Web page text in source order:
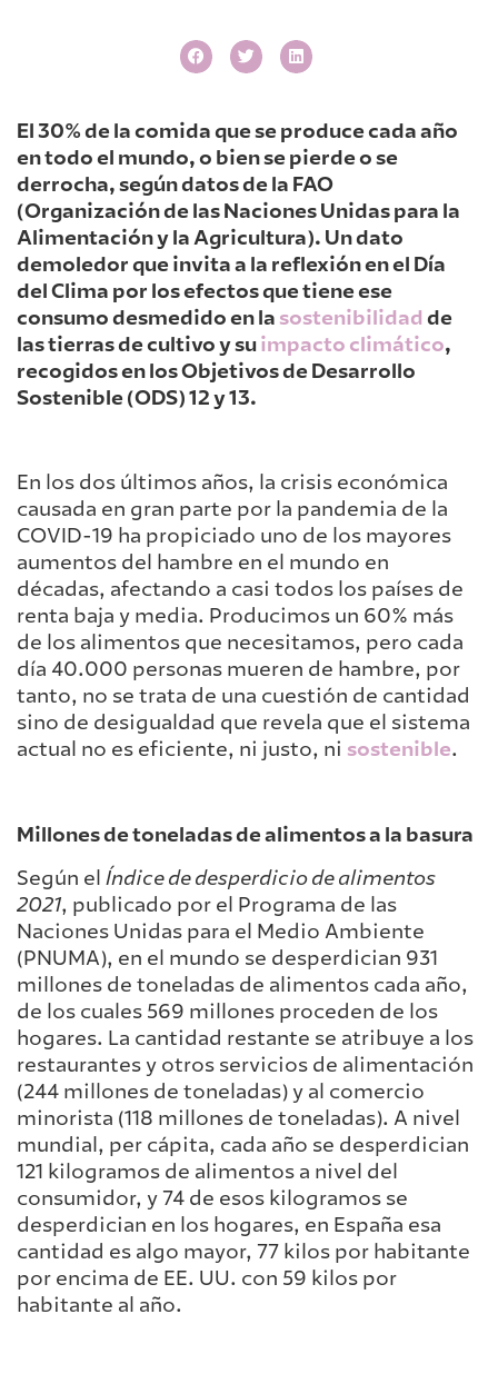
El 30% de la comida que se produce cada año
en todo el mundo, o bien se pierde o se
derrocha, según datos de la FAO
(Organización de las Naciones Unidas para la
Alimentación y la Agricultura). Un dato
demoledor que invita a la reflexión en el Día
del Clima por los efectos que tiene ese
consumo desmedido en la sostenibilidadde
las tierras de cultivo y suimpacto climático,
recogidos en los Objetivos de Desarrollo
Sostenible (ODS) 12 y 13.
En los dos últimos años, la crisis económica
causada en gran parte por la pandemia de la
COVID-19 ha propiciado uno de los mayores
aumentos del hambre en el mundo en
décadas, afectando a casi todos los países de
renta baja y media. Producimos un 60% más
de los alimentos que necesitamos, pero cada
día 40.000 personas mueren de hambre, por
tanto, no se trata de una cuestión de cantidad
sino de desigualdad que revela que el sistema
actual no es eficiente, ni justo, ni sostenible.
Millones de toneladas de alimentos a la basura
Según el Índice de desperdicio de alimentos
2021, publicado por el Programa de las
Naciones Unidas para el Medio Ambiente
(PNUMA), en el mundo se desperdician 931
millones de toneladas de alimentos cada año,
de los cuales 569 millones proceden de los
hogares. La cantidad restante se atribuye a los
restaurantes y otros servicios de alimentación
(244 millones de toneladas) y al comercio
minorista (118 millones de toneladas). A nivel
mundial, per cápita, cada año se desperdician
121 kilogramos de alimentos a nivel del
consumidor, y 74 de esos kilogramos se
desperdician en los hogares, en España esa
cantidad es algo mayor, 77 kilos por habitante
por encima de EE. UU. con 59 kilos por
habitante al año.